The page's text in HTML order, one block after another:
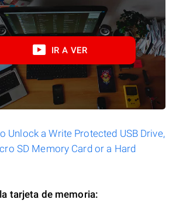
IR A VER
Unlock a Write Protected USB Drive,
SD Memory Card or a Hard
tarjeta de memoria: